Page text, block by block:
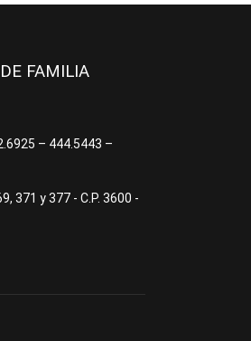
FAMILIA
– 444.5443 –
371 y 377 - C.P. 3600 -